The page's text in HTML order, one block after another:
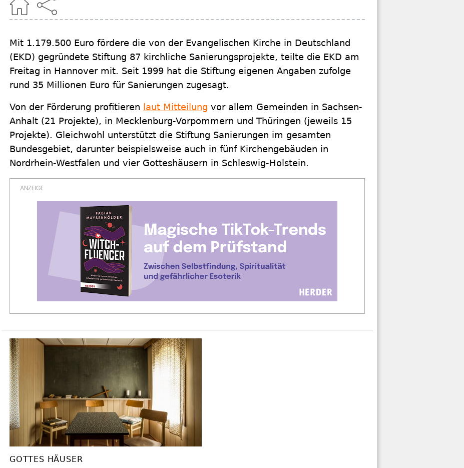
Mit 1.179.500 Euro fördere die von der Evangelischen Kirche in Deutschland
(EKD) gegründete Stiftung 87 kirchliche Sanierungsprojekte, teilte die EKD am
Freitag in Hannover mit. Seit 1999 hat die Stiftung eigenen Angaben zufolge
rund 35 Millionen Euro für Sanierungen zugesagt.
Von der Förderung profitieren laut Mitteilung vor allem Gemeinden in Sachsen-
Anhalt (21 Projekte), in Mecklenburg-Vorpommern und Thüringen (jeweils 15
Projekte). Gleichwohl unterstützt die Stiftung Sanierungen im gesamten
Bundesgebiet, darunter beispielsweise auch in fünf Kirchengebäuden in
Nordrhein-Westfalen und vier Gotteshäusern in Schleswig-Holstein.
GOTTES HÄUSER